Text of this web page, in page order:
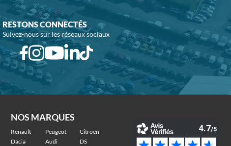
RESTONS CONNECTÉS
Suivez-nous sur les réseaux sociaux
NOS MARQUES
Renault Peugeot
Citroën
Dacia
Audi DS